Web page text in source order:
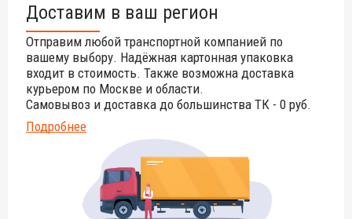
Доставим в ваш регион
Отправим любой транспортной компанией по
вашему выбору. Надёжная картонная упаковка
входит в стоимость. Также возможна доставка
курьером по Москве и области.
Самовывоз и доставка до большинства ТК - 0 руб.
Подробнее